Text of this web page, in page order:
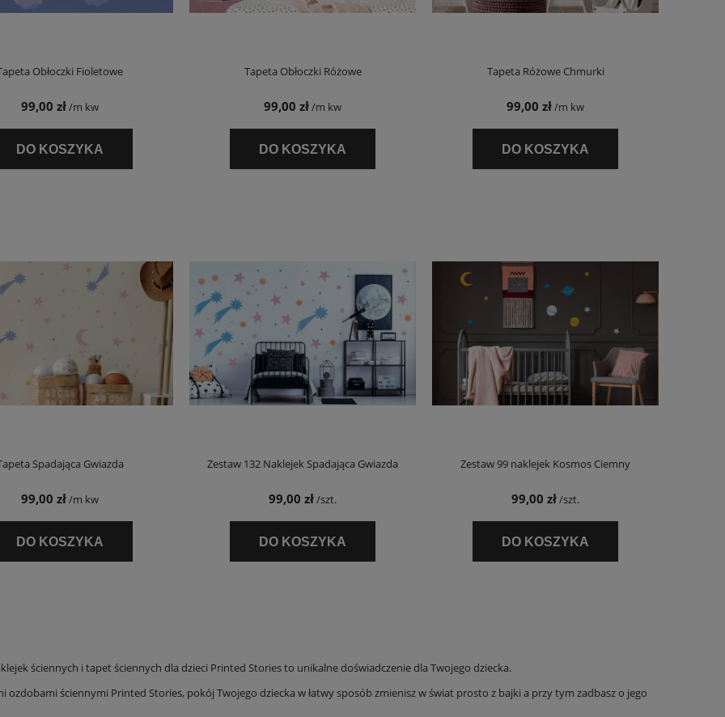
Obłoczki Fioletowe
99,00 zł/m kw
DO KOSZYKA
Tapeta Obłoczki Różowe
99,00 zł/m kw
DO KOSZYKA
Tapeta Różowe Chmurki
99,00 zł/m kw
DO KOSZYKA
Spadająca Gwiazda
99,00 zł/m kw
DO KOSZYKA
Zestaw 132 Naklejek Spadająca Gwiazda
99,00 zł/szt.
DO KOSZYKA
Zestaw 99 naklejek Kosmos Ciemny
99,00 zł/szt.
DO KOSZYKA
ściennych i tapet ściennych dla dzieci Printed Stories to unikalne doświadczenie dla Twojego dziecka.
ozdobami ściennymi Printed Stories, pokój Twojego dziecka w łatwy sposób zmienisz w świat prosto z bajki a przy tym zadbasz o jego